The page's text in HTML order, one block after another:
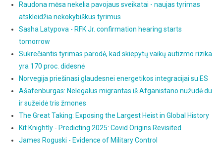
Raudona mėsa nekelia pavojaus sveikatai - naujas tyrimas
atskleidžia nekokybiškus tyrimus
Sasha Latypova - RFK Jr. confirmation hearing starts
tomorrow
Sukrečiantis tyrimas parodė, kad skiepytų vaikų autizmo rizika
yra 170 proc. didesnė
Norvegija priešinasi glaudesnei energetikos integracijai su ES
Ašafenburgas: Nelegalus migrantas iš Afganistano nužudė du
ir sužeidė tris žmones
The Great Taking: Exposing the Largest Heist in Global History
Kit Knightly - Predicting 2025: Covid Origins Revisited
James Roguski - Evidence of Military Control